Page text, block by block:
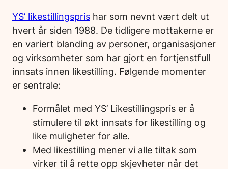
YS’ likestillingspris har som nevnt vært delt ut
hvert år siden 1988. De tidligere mottakerne er
en variert blanding av personer, organisasjoner
og virksomheter som har gjort en fortjenstfull
innsats innen likestilling. Følgende momenter
er sentrale:
Formålet med YS’ Likestillingspris er å
stimulere til økt innsats for likestilling og
like muligheter for alle.
Med likestilling mener vi alle tiltak som
virker til å rette opp skjevheter når det